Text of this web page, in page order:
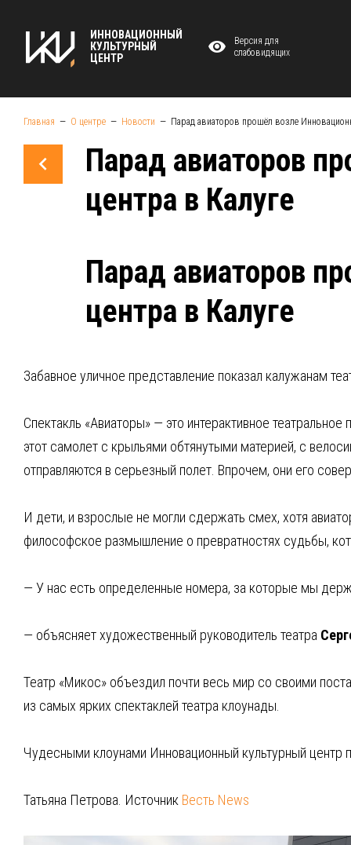
ИННОВАЦИОННЫЙ
КУЛЬТУРНЫЙ
ЦЕНТР
Версия для
слабовидящих
Главная О центре Новости Парад авиаторов прошёл возле
Парад авиаторов
центра в Калуге
Парад авиаторов
центра в Калуге
Забавное уличное представление показал калужанам
Спектакль «Авиаторы» — это интерактивное
этот самолет с крыльями обтянутыми материей, с
отправляются в серьезный полет. Впрочем, они его
И дети, и взрослые не могли сдержать смех, хотя
философское размышление о превратностях судьбы,
— У нас есть определенные номера, за которые мы
— объясняет художественный руководитель театра
Театр «Микос» объездил почти весь мир со своими
из самых ярких спектаклей театра клоунады.
Чудесными клоунами Инновационный культурный центр
Татьяна Петрова. Источник Весть News